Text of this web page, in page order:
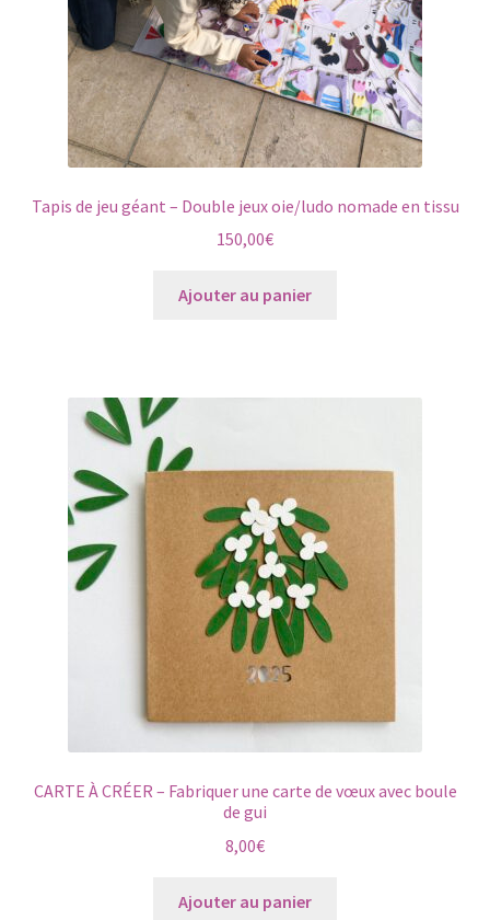
Tapis de jeu géant – Double jeux oie/ludo nomade en tissu
150,00€
Ajouter au panier
CARTE À CRÉER – Fabriquer une carte de vœux avec boule
de gui
8,00€
Ajouter au panier